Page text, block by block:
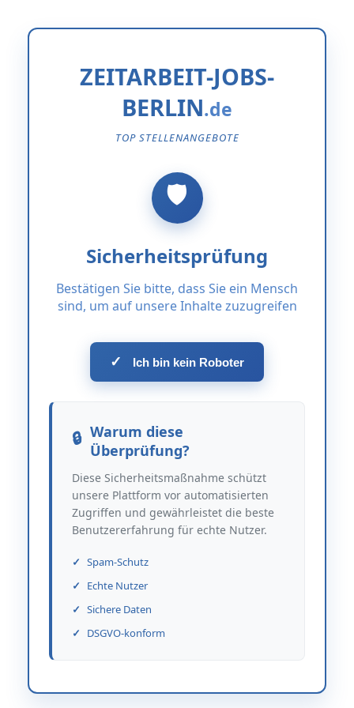
ZEITARBEIT-JOBS-
BERLIN
TOP STELLENANGEBOTE
Sicherheitsprüfung
Bestätigen Sie bitte, dass Sie ein Mensch
sind, um auf unsere Inhalte zuzugreifen
✓ Ich bin kein Roboter
Warum diese
Überprüfung?
Diese Sicherheitsmaßnahme schützt
unsere Plattform vor automatisierten
Zugriffen und gewährleistet die beste
Benutzererfahrung für echte Nutzer.
Spam-Schutz
Echte Nutzer
Sichere Daten
DSGVO-konform